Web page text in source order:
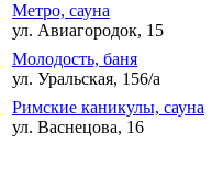
Метро, сауна
ул. Авиагородок, 15
Молодость, баня
ул. Уральская, 156/а
Римские каникулы, сауна
ул. Васнецова, 16